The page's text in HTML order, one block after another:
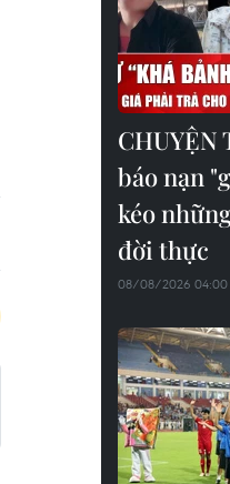
CHUYỆN
báo nạn
kéo
đời thực
08/08/2026 04:00